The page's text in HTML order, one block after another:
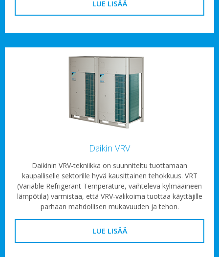
LUE LISÄÄ
Daikin VRV
Daikinin VRV-tekniikka on suunniteltu tuottamaan
kaupalliselle sektorille hyvä kausittainen tehokkuus. VRT
(Variable Refrigerant Temperature, vaihteleva kylmäaineen
lämpötila) varmistaa, että VRV-valikoima tuottaa käyttäjille
parhaan mahdollisen mukavuuden ja tehon.
LUE LISÄÄ